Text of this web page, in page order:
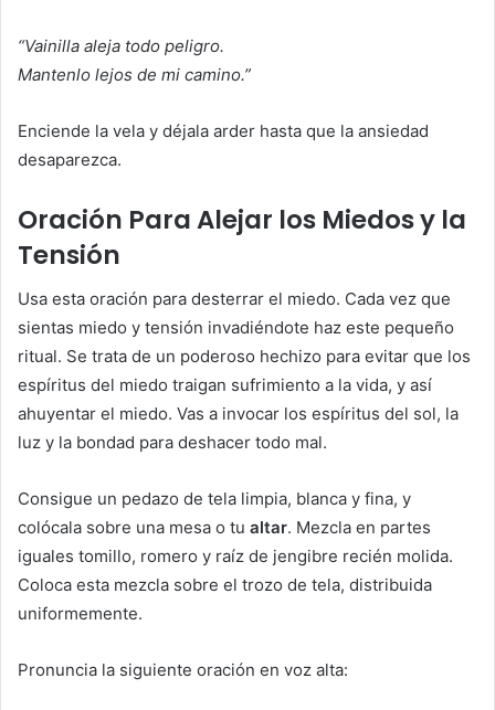
“Vainilla aleja todo peligro.
Mantenlo lejos de mi camino.”
Enciende la vela y déjala arder hasta que la ansiedad
desaparezca.
Oración Para Alejar los Miedos y la
Tensión
Usa esta oración para desterrar el miedo. Cada vez que
sientas miedo y tensión invadiéndote haz este pequeño
ritual. Se trata de un poderoso hechizo para evitar que los
espíritus del miedo traigan sufrimiento a la vida, y así
ahuyentar el miedo. Vas a invocar los espíritus del sol, la
luz y la bondad para deshacer todo mal.
Consigue un pedazo de tela limpia, blanca y fina, y
colócala sobre una mesa o tu altar. Mezcla en partes
iguales tomillo, romero y raíz de jengibre recién molida.
Coloca esta mezcla sobre el trozo de tela, distribuida
uniformemente.
Pronuncia la siguiente oración en voz alta: